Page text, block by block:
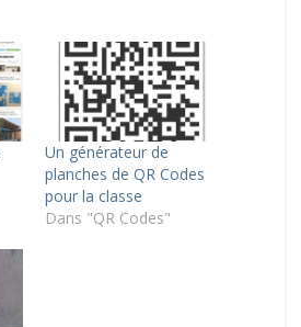
Un générateur de
planches de QR Codes
pour la classe
Dans "QR Codes"